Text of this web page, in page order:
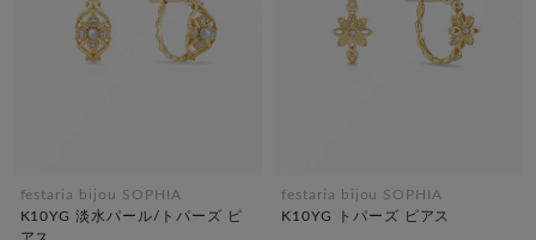
festaria bijou SOPHIA
K10YG 淡水パール/トパーズ ピ
festaria bijou SOPHIA
K10YG トパーズ ピアス